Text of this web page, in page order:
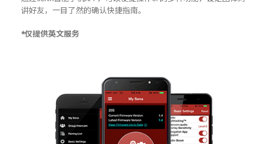
讲好友，一目了然的确认快捷指南。
*仅提供英文服务